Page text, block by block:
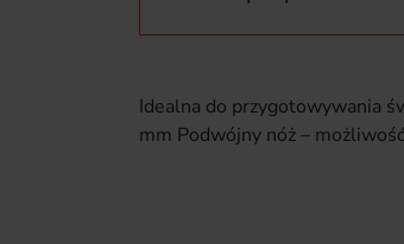
Idealna do przygotowywania
mm Podwójny nóż –